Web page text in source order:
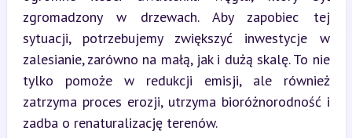
zgromadzony w drzewach. Aby zapobiec tej
sytuacji, potrzebujemy zwiększyć inwestycje w
zalesianie, zarówno na małą, jak i dużą skalę. To nie
tylko pomoże w redukcji emisji, ale również
zatrzyma proces erozji, utrzyma bioróżnorodność i
zadba o renaturalizację terenów.